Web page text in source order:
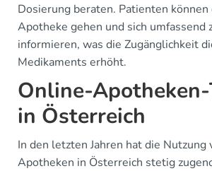
Dosierung beraten. Patienten
Apotheke gehen und sich umfassend
informieren, was die Zugänglichkeit
Medikaments erhöht.
Online-
in Österreich
In den letzten Jahren hat die Nutzung
Apotheken in Österreich stetig